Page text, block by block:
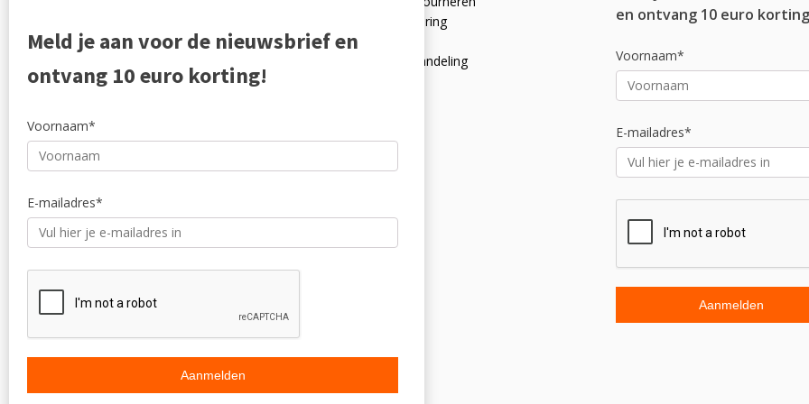
Outlet
Privacyverklaring
Reviewpolicy
Klachtenafhandeling
en ontvang 10 euro
Voornaam*
E-mailadres*
Meld je aan voor de nieuwsbrief en
ontvang 10 euro korting!
Voornaam*
E-mailadres*